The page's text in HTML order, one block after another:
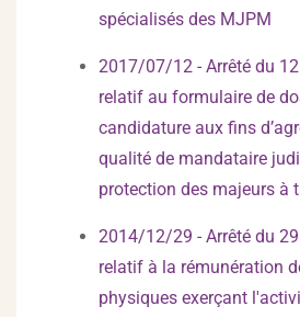
spécialisés des MJPM
2017/07/12 - Arrêté du
relatif au formulaire de
candidature aux fins
qualité de mandataire
protection des majeurs à
2014/12/29 - Arrêté du
relatif à la rémunération
physiques exerçant